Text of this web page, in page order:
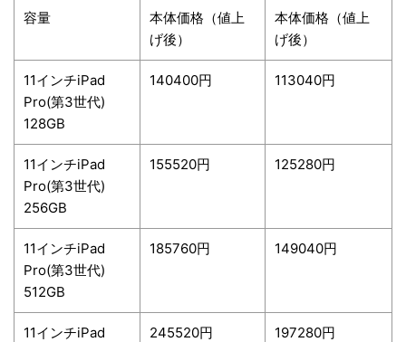
容量
本体価格（値上
げ後）
本体価格（値上
げ後）
11インチiPad
Pro(第3世代)
128GB
140400円 113040円
11インチiPad
Pro(第3世代)
256GB
155520円 125280円
11インチiPad
Pro(第3世代)
512GB
185760円 149040円
11インチiPad
245520円 197280円